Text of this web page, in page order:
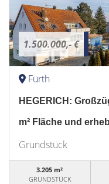
1.500.000,- €
Fürth
HEGERICH:
m² Fläche und
Grundstück
3.205 m²
GRUNDSTÜCK